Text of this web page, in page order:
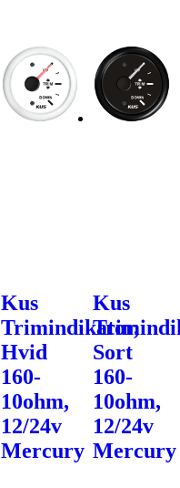
Kus
Trimindikator,
Hvid
160-
10ohm,
12/24v
Mercury
Kus
Sort
160-
10ohm,
12/24v
Mercury